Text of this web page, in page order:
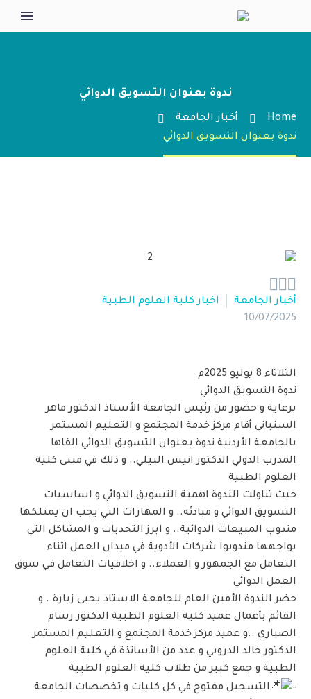
ندوة بعنوان التسويق الدوائي
Home
أخبار الجامعة
ندوة بعنوان التسويق الدوائي

أخبار الجامعة
اخبار كلية العلوم الطبية
10/07/2025
الثلاثاء 8 يوليو 2025م
ندوة التسويق الدوائي
برعاية و حضور من رئيس الجامعة الأستاذ الدكتور ماهر
السنباني أقام مركز خدمة المجتمع و التعليم المستمر
بالجامعة الأردنية ندوة بعنوان التسويق الدوائي القاها
المدرب الدولي الدكتور انيس البيلي.. و ذلك في مبنى كلية
العلوم الطبية
حيث تناولت الندوة اهمية التسويق الدوائي و اساسيات
التسويق الدوائي و مبادئه.. و المهارات التي يجب ان يمتلكها
مندوب المبيعات الدوائية.. و ابرز التحديات و المشاكل التي
يواجهها مندوبوا شركات الأدوية في ميدان العمل اثناء
التعامل مع الجمهور و العملاء.. و اخلاقيات التعامل في سوق
العمل الدوائي
حضر الندوة الأمين العام للجامعة الاستاذ يحيى زبارة.. و
القائم بأعمال عميد كلية العلوم الطبية الدكتور رسام
الصباري ..و عميد مركز خدمة المجتمع و التعليم المستمر
الدكتور خالد الدروبي و عدد من الأساتذة في كلية العلوم
الطبية و جمع كبير من طلاب كلية العلوم الطبية
–
التسجيل مفتوح في كل كليات و تخصصات الجامعة